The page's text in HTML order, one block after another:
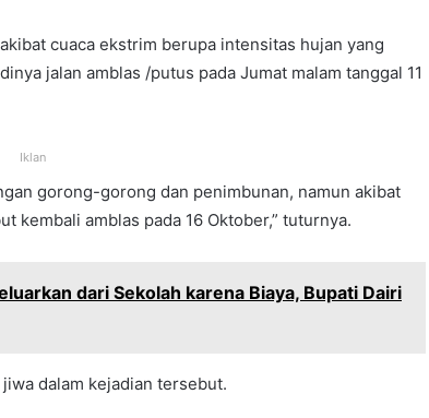
cuaca ekstrim berupa intensitas hujan yang
jalan amblas /putus pada Jumat malam tanggal 11
Iklan
gorong-gorong dan penimbunan, namun akibat
kembali amblas pada 16 Oktober,” tuturnya.
dari Sekolah karena Biaya, Bupati Dairi
dalam kejadian tersebut.